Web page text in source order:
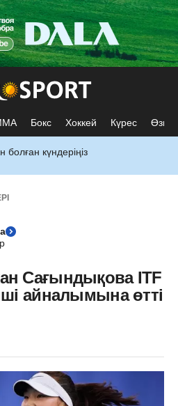
Бокс Хоккей Күрес Өзге
болған күндеріңіз
Сағындықова ITF
айналымына өтті